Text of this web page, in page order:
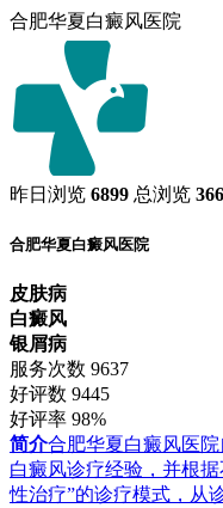
合肥华夏白癜风医院
昨日浏览 6899 总浏览
合肥华夏白癜风医院
皮肤病
白癜风
银屑病
服务次数 9637
好评数 9445
好评率 98%
简介合肥华夏白癜风医
白癜风诊疗经验，并根
性治疗”的诊疗模式，从